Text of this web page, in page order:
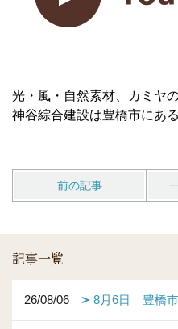
光・風・自然素材、カミヤ
神谷綜合建設は豊橋市にあ
前の記事
記事一覧
26/08/06 8月6日 豊橋